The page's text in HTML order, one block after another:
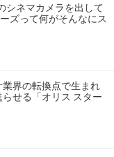
シネマカメラを出して
ズって何がそんなにス
界の転換点で生まれ
せる「オリス スター